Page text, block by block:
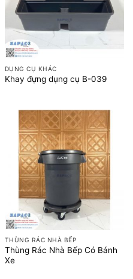
DỤNG CỤ KHÁC
Khay đựng dụng cụ B-039
THÙNG RÁC NHÀ BẾP
Thùng Rác Nhà Bếp Có Bánh
Xe